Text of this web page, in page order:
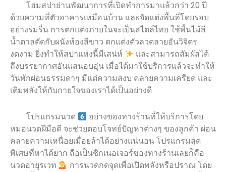
โฮมสปาย่านพัฒนาการที่เปิดทำการมาแล้วกว่า 20 ปี
ด้วยความที่ตัวอาคารเหมือนบ้าน และจัดแต่งพื้นที่โดยรอบ
อย่างร่มรื่น การตกแต่งภายในจะเป็นสไตล์ไทย ใช้พื้นไม้สี
น้ำตาลตัดกับผนังห้องสีขาว ตกแต่งตัวลวดลายอันวิจิตร
งดงาม ยิ่งทำให้สปาแห่งนี้มีเสน่ห์
และสามารถสัมผัสได้
ถึงบรรยากาศอันแสนอบอุ่น เมื่อได้มาใช้บริการแล้วจะทำให้
วันพักผ่อนธรรมดาๆ มีแต่ความสงบ คลายความเครียด และ
เติมพลังให้กับกายใจของเราได้เป็นอย่างดี
โปรแกรมนวด
อย่างของทางร้านที่ให้บริการโดย
หมอนวดฝีมือดี จะช่วยตอบโจทย์ปัญหาต่างๆ ของลูกค้า ผ่อน
คลายความเหนื่อยเมื่อยล้าได้อย่างแน่นอน โปรแกรมสุด
พิเศษที่หาได้ยาก ถือเป็นซิกเนอเจอร์ของทางร้านเลยก็คือ
นวดอายุรเวท
การนวดกดจุดเพื่อเปิดพลังหรือปราณ โดย